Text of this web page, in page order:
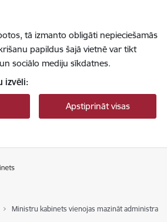
tā izmanto obligāti nepieciešamās
papildus šajā vietnē var tikt
sociālo mediju sīkdatnes.
izvēli:
Apstiprināt visas
Ministru kabinets vienojas mazināt